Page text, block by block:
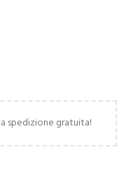
spedizione gratuita!